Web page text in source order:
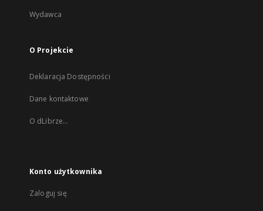
Wydawca
O Projekcie
Deklaracja Dostępności
Dane kontaktowe
O dLibrze...
Konto użytkownika
Zaloguj się